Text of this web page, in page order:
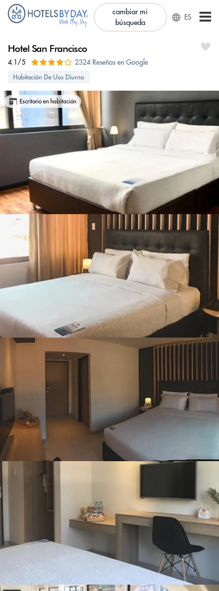
cambiar mi
búsqueda
ES
Hotel San Francisco
4.1/5 2324 Reseñas en Google
Habitación De Uso Diurno
Escritorio en habitación